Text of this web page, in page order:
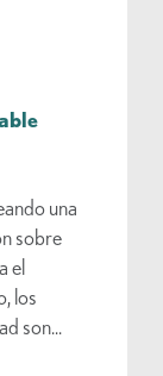
una
sobre
el
los
son...